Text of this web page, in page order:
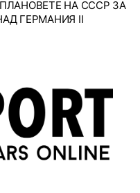
НА СССР ЗА
ГЕРМАНИЯ II